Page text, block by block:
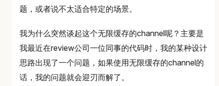
题，或者说不太适合特定的场景。
我为什么突然谈起这个无限缓存的channel呢？主要是
我最近在review公司一位同事的代码时，我的某种设计
思路出现了一个问题，如果使用无限缓存的channel的
话，我的问题就会迎刃而解了。